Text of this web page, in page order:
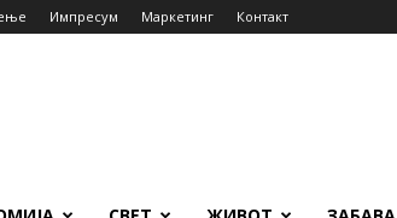
Импресум Маркетинг Контакт